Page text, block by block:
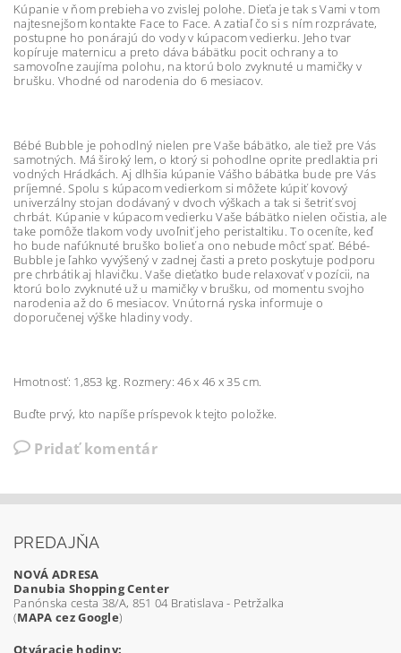
Kúpanie v ňom prebieha vo zvislej polohe. Dieťa je tak s Vami v tom
najtesnejšom kontakte Face to Face. A zatiaľ čo si s ním rozprávate,
postupne ho ponárajú do vody v kúpacom vedierku. Jeho tvar
kopíruje maternicu a preto dáva bábätku pocit ochrany a to
samovoľne zaujíma polohu, na ktorú bolo zvyknuté u mamičky v
brušku. Vhodné od narodenia do 6 mesiacov.
Bébé Bubble je pohodlný nielen pre Vaše bábätko, ale tiež pre Vás
samotných. Má široký lem, o ktorý si pohodlne oprite predlaktia pri
vodných Hrádkách. Aj dlhšia kúpanie Vášho bábätka bude pre Vás
príjemné. Spolu s kúpacom vedierkom si môžete kúpiť kovový
univerzálny stojan dodávaný v dvoch výškach a tak si šetriť svoj
chrbát. Kúpanie v kúpacom vedierku Vaše bábätko nielen očistia, ale
take pomôže tlakom vody uvoľniť jeho peristaltiku. To oceníte, keď
ho bude nafúknuté bruško bolieť a ono nebude môcť spať. Bébé-
Bubble je ľahko vyvýšený v zadnej časti a preto poskytuje podporu
pre chrbátik aj hlavičku. Vaše dieťatko bude relaxovať v pozícii, na
ktorú bolo zvyknuté už u mamičky v brušku, od momentu svojho
narodenia až do 6 mesiacov. Vnútorná ryska informuje o
doporučenej výške hladiny vody.
Hmotnosť: 1,853 kg. Rozmery: 46 x 46 x 35 cm.
Buďte prvý, kto napíše príspevok k tejto položke.
Pridať komentár
PREDAJŇA
NOVÁ ADRESA
Danubia Shopping Center
Panónska cesta 38/A, 851 04 Bratislava - Petržalka
(MAPA cez Google)
Otváracie hodiny: